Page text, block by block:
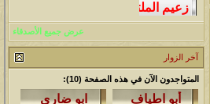
احمد جابر
آخر مشاركة
آخر رد:خلف المهدي
عرض جميع الأصدقاء
آخر الزوار
المتواجدون الآن في هذه الصفحة (10):